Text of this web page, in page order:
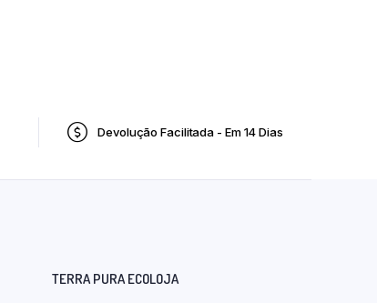
Devolução Facilitada - Em 14 Dias
TERRA PURA ECOLOJA